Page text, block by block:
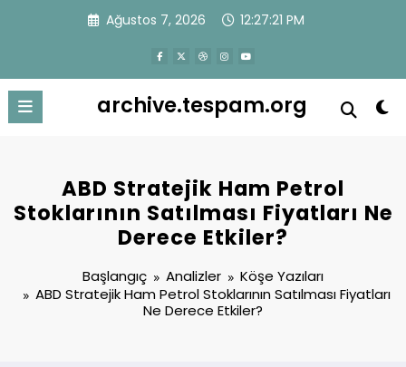
Ağustos 7, 2026 12:27:21 PM
archive.tespam.org
ABD Stratejik Ham Petrol
Stoklarının Satılması Fiyatları Ne
Derece Etkiler?
Başlangıç Analizler
Köşe Yazıları
ABD Stratejik Ham Petrol Stoklarının Satılması Fiyatları
Ne Derece Etkiler?